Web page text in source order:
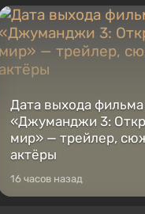
Дата выхода фильма
«Джуманджи 3:
мир» — трейлер,
актёры
16 часов назад